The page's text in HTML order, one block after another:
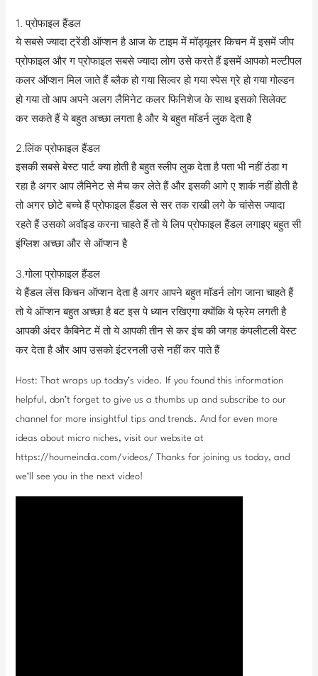
1. प्रोफाइल हैंडल
ये सबसे ज्यादा ट्रेंडी ऑप्शन है आज के टाइम में मॉड्यूलर किचन में इसमें जीप
प्रोफाइल और ग प्रोफाइल सबसे ज्यादा लोग उसे करते हैं इसमें आपको मल्टीपल
कलर ऑप्शन मिल जाते हैं ब्लैक हो गया सिल्वर हो गया स्पेस ग्रे हो गया गोल्डन
हो गया तो आप अपने अलग लैमिनेट कलर फिनिशेज के साथ इसको सिलेक्ट
कर सकते हैं ये बहुत अच्छा लगता है और ये बहुत मॉडर्न लुक देता है
2.लिंक प्रोफाइल हैंडल
इसकी सबसे बेस्ट पार्ट क्या होती है बहुत स्लीप लुक देता है पता भी नहीं ठंडा ग
रहा है अगर आप लैमिनेट से मैच कर लेते हैं और इसकी आगे ए शार्क नहीं होती है
तो अगर छोटे बच्चे हैं प्रोफाइल हैंडल से सर तक राखी लगे के चांसेस ज्यादा
रहते हैं उसको अवॉइड करना चाहते हैं तो ये लिप प्रोफाइल हैंडल लगाइए बहुत सी
इंग्लिश अच्छा और से ऑप्शन है
3.गोला प्रोफाइल हैंडल
ये हैंडल लेंस किचन ऑप्शन देता है अगर आपने बहुत मॉडर्न लोग जाना चाहते हैं
तो ये ऑप्शन बहुत अच्छा है बट इस पे ध्यान रखिएगा क्योंकि ये फ्रेम लगती है
आपकी अंदर कैबिनेट में तो ये आपकी तीन से कर इंच की जगह कंपलीटली वेस्ट
कर देता है और आप उसको इंटरनली उसे नहीं कर पाते हैं
Host: That wraps up today’s video. If you found this information
helpful, don’t forget to give us a thumbs up and subscribe to our
channel for more insightful tips and trends. And for even more
ideas about micro niches, visit our website at
https://houmeindia.com/videos/ Thanks for joining us today, and
we’ll see you in the next video!